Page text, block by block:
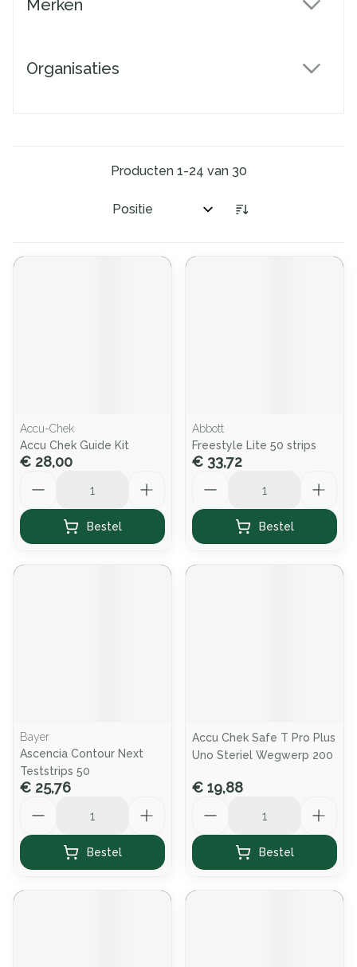
Merken
Organisaties
Producten 1-24 van 30
Sorteer op:
Accu-Chek
Accu Chek Guide Kit
€ 28,00
Bestel
Abbott
Freestyle Lite 50 strips
€ 33,72
Bestel
Bayer
Ascencia Contour Next
Teststrips 50
€ 25,76
Bestel
Accu Chek Safe T Pro Plus
Uno Steriel Wegwerp 200
€ 19,88
Bestel